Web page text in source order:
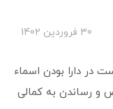
30 فروردین 1402
در دارا بودن اسماء
و رساندن به کمالی